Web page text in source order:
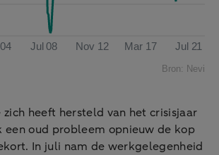
heeft hersteld van het crisisjaar
een oud probleem opnieuw de kop
In juli nam de werkgelegenheid